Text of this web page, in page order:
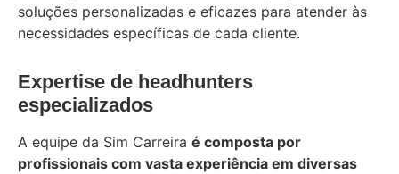
soluções personalizadas e eficazes para atender às
necessidades específicas de cada cliente.
Expertise de headhunters
especializados
A equipe da Sim Carreira é composta por
profissionais com vasta experiência em diversas